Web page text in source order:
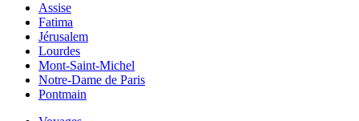
Assise
Fatima
Jérusalem
Lourdes
Mont-Saint-Michel
Notre-Dame de Paris
Pontmain